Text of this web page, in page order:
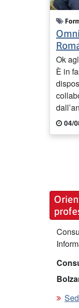
Ok
È in
04/